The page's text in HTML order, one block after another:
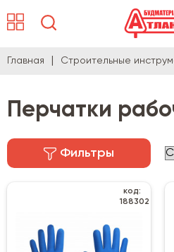
Главная Строительные
Перчатки
Фильтры
код:
188302